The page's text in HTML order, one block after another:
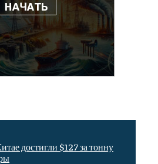
достигли $127 за тонну